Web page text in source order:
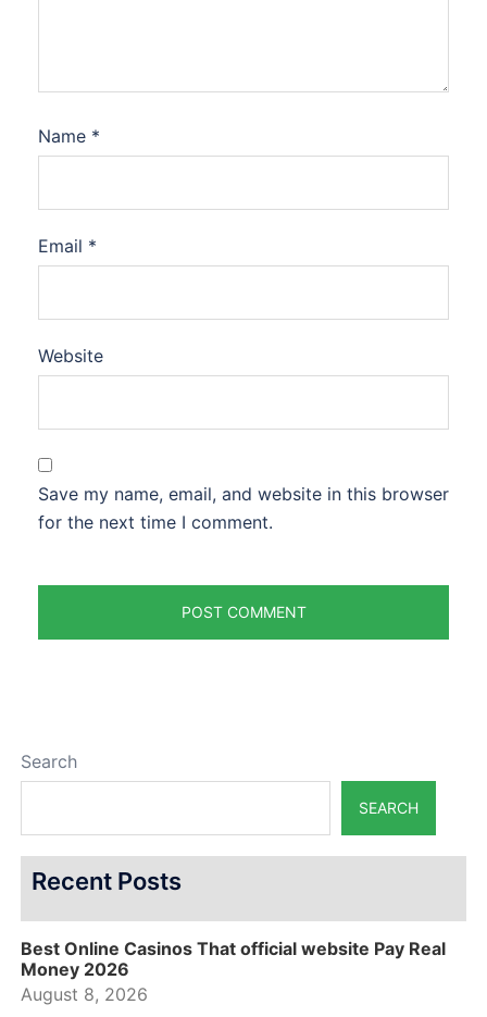
Name *
Email *
Website
Save my name, email, and website in this browser
for the next time I comment.
Search
SEARCH
Recent Posts
Best Online Casinos That official website Pay Real
Money 2026
August 8, 2026